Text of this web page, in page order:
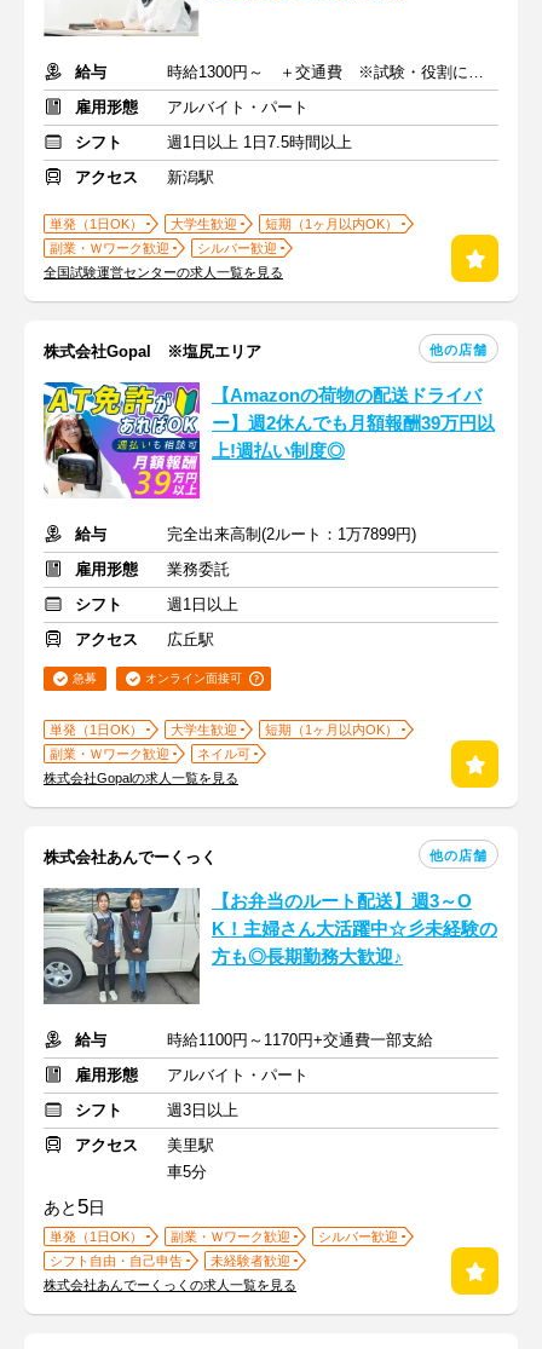
給与
時給1300円～ ＋交通費 ※試験・役割により手当あり
雇用形態
アルバイト・パート
シフト
週1日以上 1日7.5時間以上
アクセス
新潟駅
単発（1日OK） 大学生歓迎
短期（1ヶ月以内OK）
副業・Ｗワーク歓迎
シルバー歓迎
全国試験運営センターの求人一覧を見る
株式会社Gopal ※塩尻エリア 他の店舗
【Amazonの荷物の配送ドライバ
ー】週2休んでも月額報酬39万円以
上!週払い制度◎
給与
完全出来高制(2ルート：1万7899円)
雇用形態
業務委託
シフト
週1日以上
アクセス
広丘駅
急募 オンライン面接可
単発（1日OK） 大学生歓迎
短期（1ヶ月以内OK）
副業・Ｗワーク歓迎
ネイル可
株式会社Gopalの求人一覧を見る
株式会社あんでーくっく 他の店舗
【お弁当のルート配送】週3～O
K！主婦さん大活躍中☆彡未経験の
方も◎長期勤務大歓迎♪
給与
時給1100円～1170円+交通費一部支給
雇用形態
アルバイト・パート
シフト
週3日以上
アクセス
美里駅
車5分
あと 5日
単発（1日OK） 副業・Ｗワーク歓迎
シルバー歓迎
シフト自由・自己申告
未経験者歓迎
株式会社あんでーくっくの求人一覧を見る